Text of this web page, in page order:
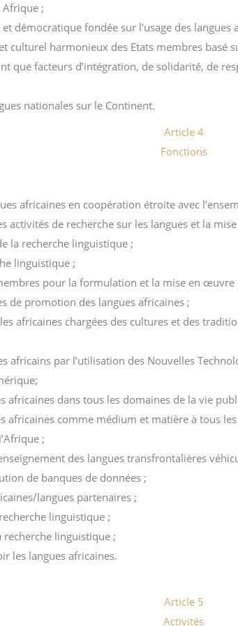
Afrique ;
démocratique fondée sur l’usage des langues
culturel harmonieux des Etats membres basé
que facteurs d’intégration, de solidarité, de
nationales sur le Continent.
Article 4
Fonctions
africaines en coopération étroite avec
de recherche sur les langues et la
la recherche linguistique ;
linguistique ;
pour la formulation et la mise en
de promotion des langues africaines ;
africaines chargées des cultures et des
africains par l’utilisation des Nouvelles
africaines dans tous les domaines de la vie
africaines comme médium et matière à tous les
;
des langues transfrontalières
de banques de données ;
langues partenaires ;
linguistique ;
linguistique ;
les langues africaines.
Article 5
Activités